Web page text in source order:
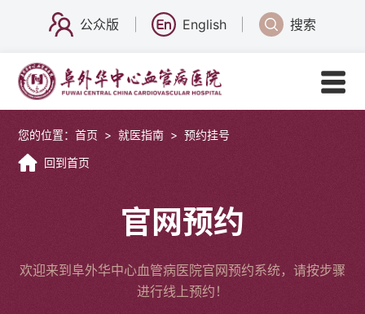
公众版 English 搜索
您的位置：首页 > 就医指南 > 预约挂号
回到首页
官网预约
欢迎来到阜外华中心血管病医院官网预约系统，请按步骤
进行线上预约！